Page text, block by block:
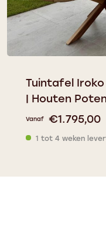
Tuintafel
| Houten Poten
Vanaf €1.795,00
1 tot 4 weken